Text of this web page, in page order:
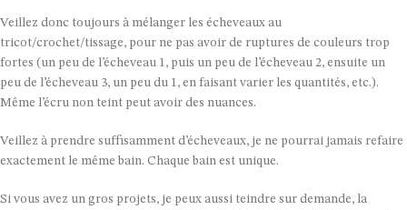
Veillez donc toujours à mélanger les écheveaux au
tricot/crochet/tissage, pour ne pas avoir de ruptures de couleurs trop
fortes (un peu de l’écheveau 1, puis un peu de l’écheveau 2, ensuite un
peu de l’écheveau 3, un peu du 1, en faisant varier les quantités, etc.).
Même l’écru non teint peut avoir des nuances.
Veillez à prendre suffisamment d’écheveaux, je ne pourrai jamais refaire
exactement le même bain. Chaque bain est unique.
Si vous avez un gros projets, je peux aussi teindre sur demande, la